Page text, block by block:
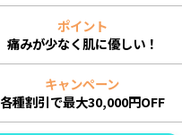
ポイント
痛みが少なく肌に優しい！
キャンペーン
各種割引で最大30,000円OFF